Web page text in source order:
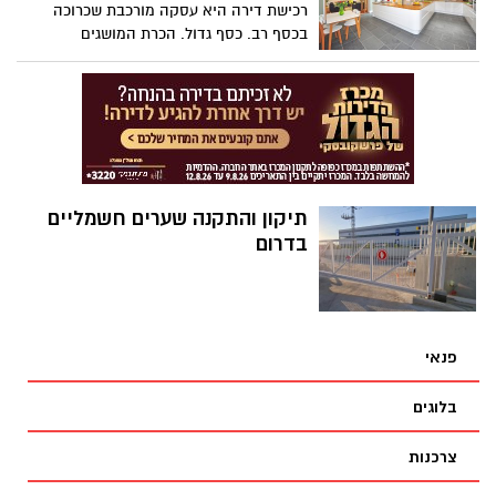
מועדונים לבת מצווה, חשוב לבחור בקפידה
את מקום האירוע שהוא מועדון לבת מצווה בו
אנו נרצה לחגוג.
רכישת דירה היא עסקה מורכבת שכרוכה
בכסף רב. כסף גדול. הכרת המושגים
שקשורים לתהליך ובעיקר הבנת משמעותם
תקל עליכם לבצע את העסקה
תיקון והתקנה שערים חשמליים
בדרום
פנאי
בלוגים
צרכנות